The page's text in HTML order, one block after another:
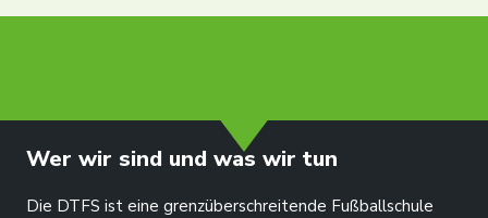
Wer wir sind und was wir tun
Die DTFS ist eine grenzüberschreitende Fußballschule